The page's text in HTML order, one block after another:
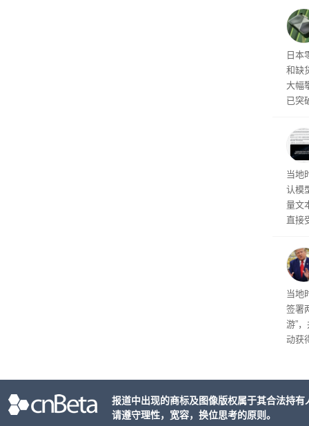
件，
舰型
文
到 1/
价
日本
和缺
大幅
已突
涨
0 Ti
节
的顾
当地
认模
量文
直接
幅较
育
当地
签署
游”
动获
报道中出现的商标及图像版权属于其合法持
请遵守理性，宽容，换位思考的原则。